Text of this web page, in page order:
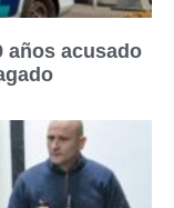
años acusado